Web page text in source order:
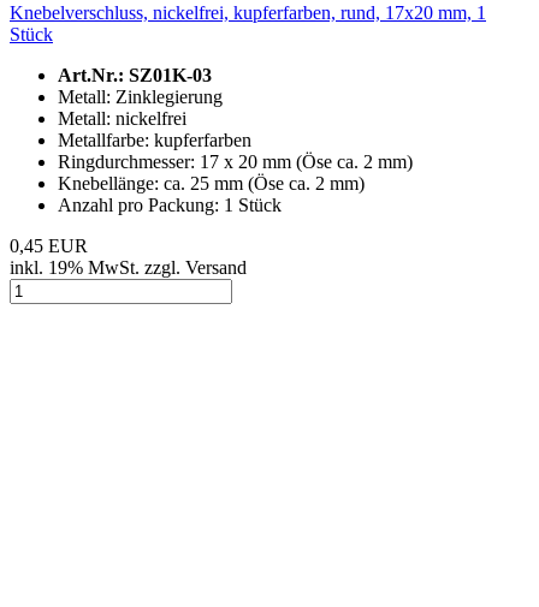
Knebelverschluss, nickelfrei, kupferfarben, rund, 17x20 mm, 1
Stück
Art.Nr.: SZ01K-03
Metall: Zinklegierung
Metall: nickelfrei
Metallfarbe: kupferfarben
Ringdurchmesser: 17 x 20 mm (Öse ca. 2 mm)
Knebellänge: ca. 25 mm (Öse ca. 2 mm)
Anzahl pro Packung: 1 Stück
0,45 EUR
inkl. 19% MwSt. zzgl. Versand